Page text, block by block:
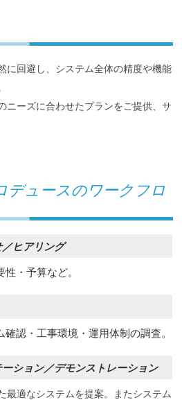
に回避し、システム全体の精度や機能
ニーズに合わせたプランをご提供、サ
デュースのワークフロ
ヒアリング
・予算など。
認・工事環境・運用体制の調査。
ーション／デモンストレーション
最適なシステムを提案。またシステム